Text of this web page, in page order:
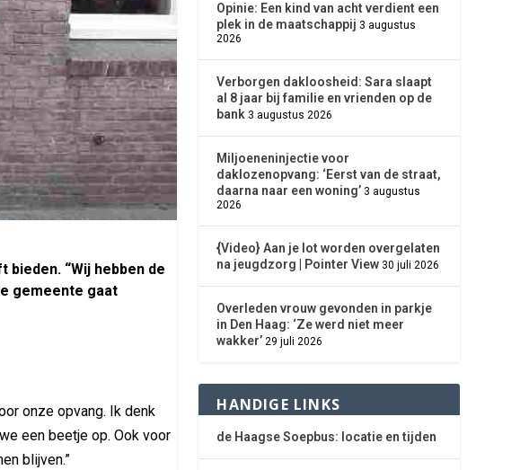
bieden. “Wij hebben de
gemeente gaat
onze opvang. Ik denk
een beetje op. Ook voor
blijven.”
Opinie: Een kind van acht verdient een
plek in de maatschappij 3 augustus
2026
Verborgen dakloosheid: Sara slaapt
al 8 jaar bij familie en vrienden op de
bank 3 augustus 2026
Miljoeneninjectie voor
daklozenopvang: ‘Eerst van de straat,
daarna naar een woning’ 3 augustus
2026
{Video} Aan je lot worden overgelaten
na jeugdzorg | Pointer View 30 juli 2026
Overleden vrouw gevonden in parkje
in Den Haag: ‘Ze werd niet meer
wakker’ 29 juli 2026
HANDIGE LINKS
de Haagse Soepbus: locatie en tijden